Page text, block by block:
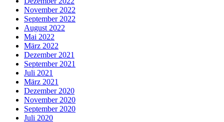
November 2022
September 2022
August 2022
Mai 2022
März 2022
Dezember 2021
September 2021
Juli 2021
März 2021
Dezember 2020
November 2020
September 2020
Juli 2020